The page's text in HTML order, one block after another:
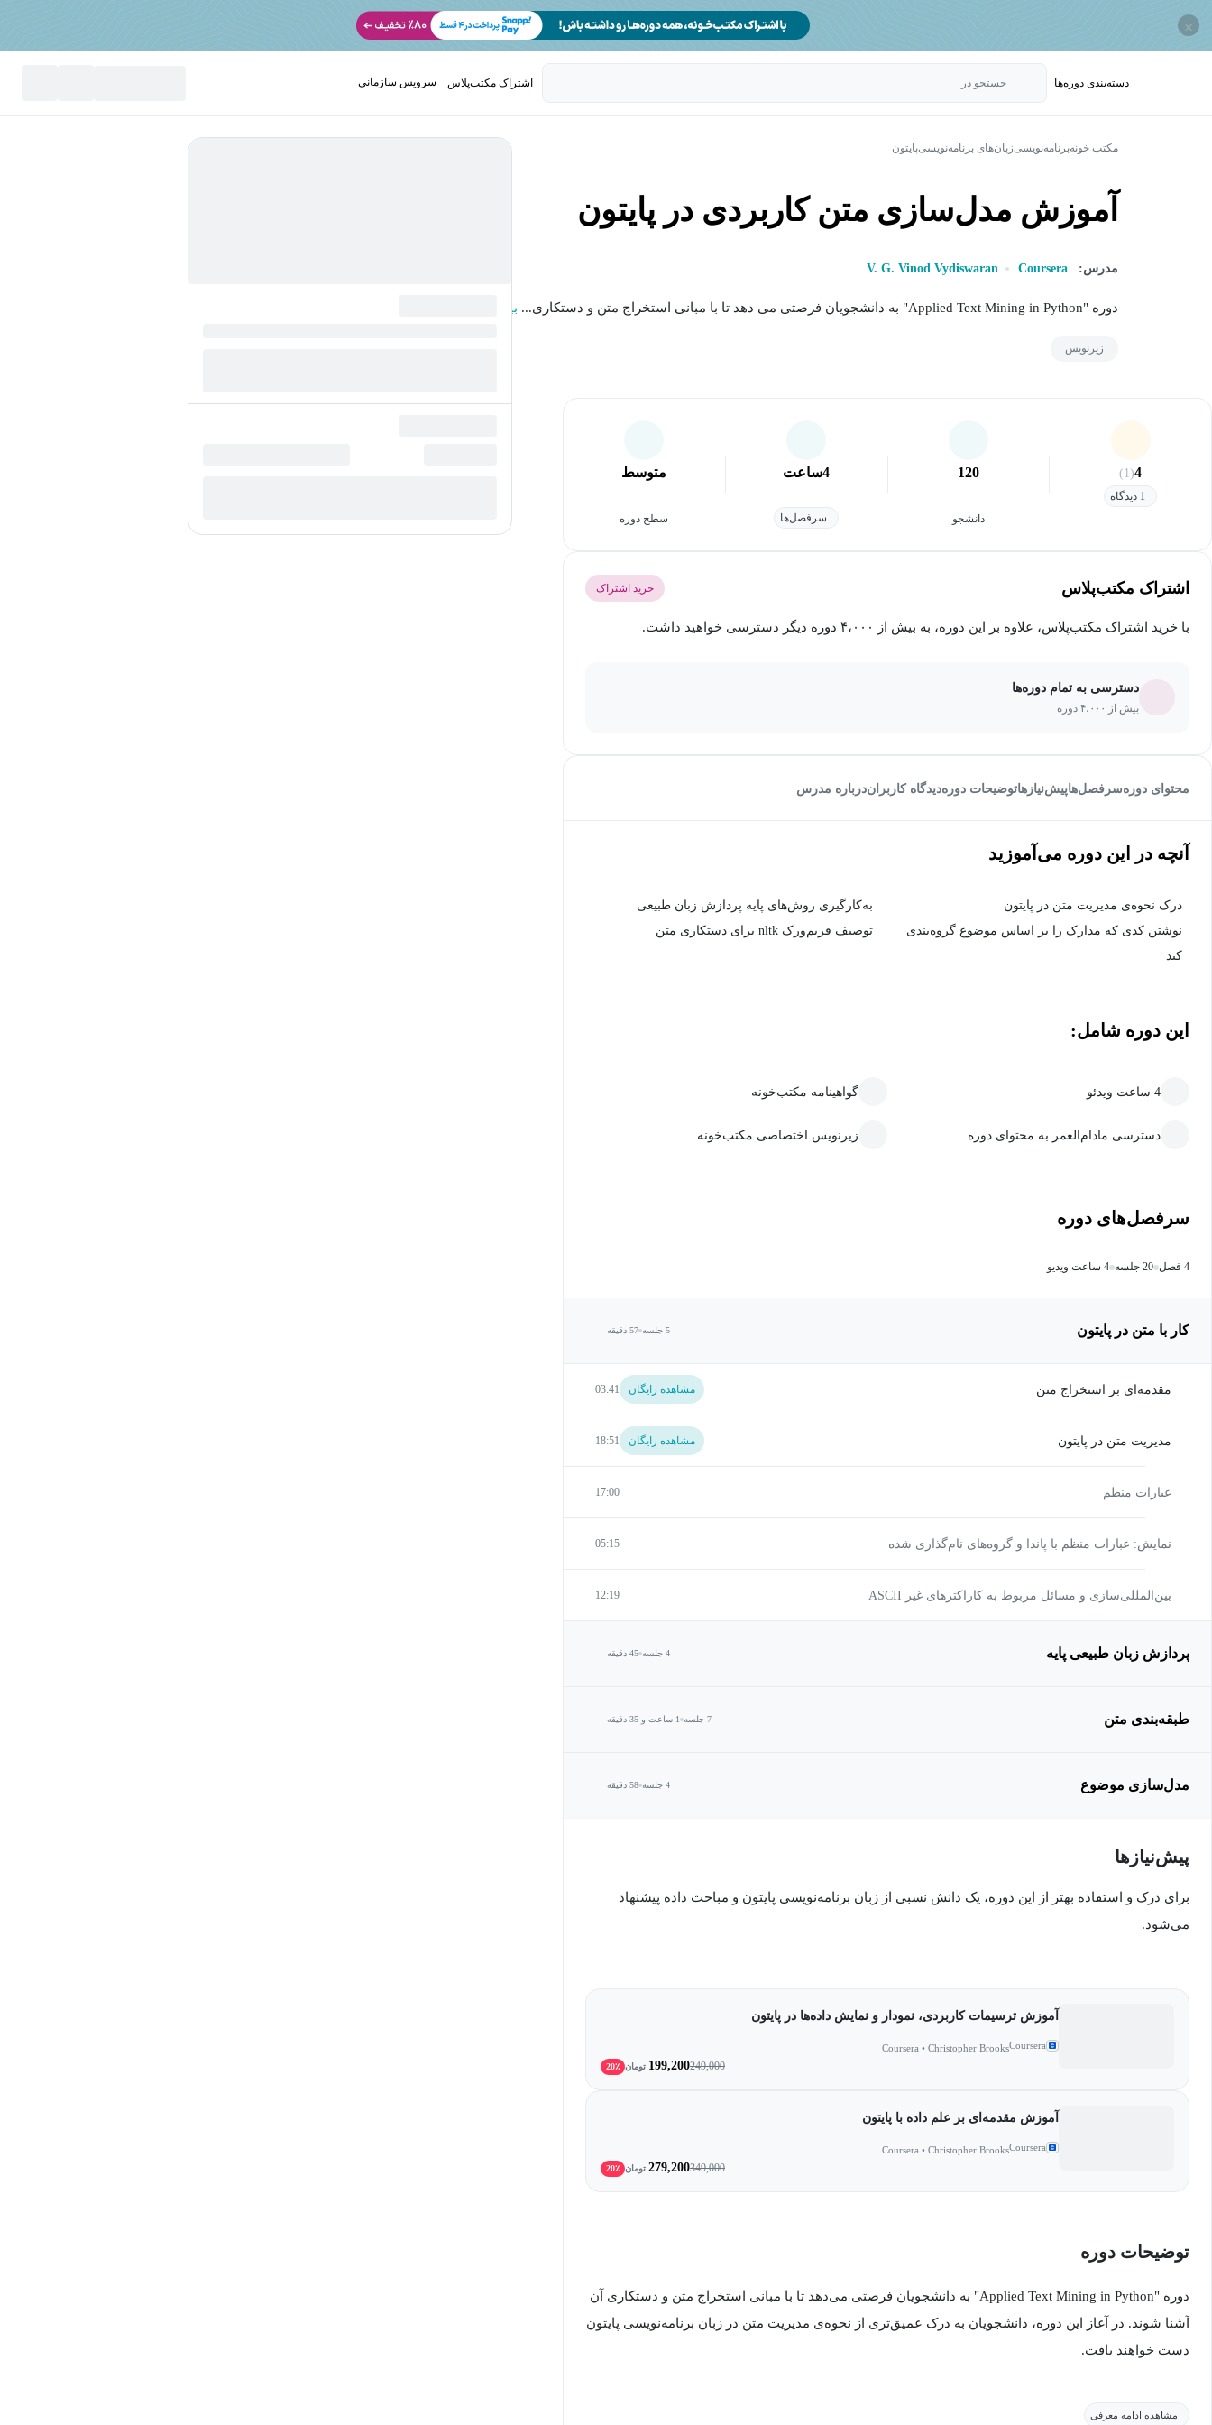
×
دسته‌بندی‌ دوره‌ها جستجو در اشتراک مکتب‌پلاس سرویس سازمانی
مکتب خونهبرنامه‌نویسیزبان‌های برنامه‌نویسیپایتون
آموزش مدل‌سازی متن کاربردی در پایتون
مدرس: Coursera
V. G. Vinod Vydiswaran
دوره "Applied Text Mining in Python" به دانشجویان فرصتی می دهد تا با مبانی استخراج متن و دستکاری... بیشتر
زیرنویس
4
(1)
1 دیدگاه
120
دانشجو
4ساعت
سرفصل‌ها
متوسط
سطح دوره
اشتراک مکتب‌پلاس خرید اشتراک
با خرید اشتراک مکتب‌پلاس، علاوه بر این دوره، به بیش از ۴،۰۰۰ دوره دیگر دسترسی خواهید داشت.
دسترسی به تمام دوره‌ها
بیش از ۴،۰۰۰ دوره
محتوای دورهسرفصل‌هاپیش‌نیاز‌هاتوضیحات دورهدیدگاه کاربراندرباره مدرس
آنچه در این دوره می‌آموزید
درک نحوه‌ی مدیریت متن در پایتون
به‌کارگیری روش‌های پایه پردازش زبان طبیعی
نوشتن کدی که مدارک را بر اساس موضوع گروه‌بندی
کند
توصیف فریم‌ورک nltk برای دستکاری متن
این دوره شامل:
4 ساعت ویدئو گواهینامه مکتب‌خونه
دسترسی مادام‌العمر به محتوای دوره زیرنویس اختصاصی مکتب‌خونه
سرفصل‌های دوره
4 فصل 20 جلسه 4 ساعت ویدیو
کار با متن در پایتون 5 جلسه 57 دقیقه
مقدمه‌ای بر استخراج متن مشاهده رایگان 03:41
مدیریت متن در پایتون مشاهده رایگان 18:51
عبارات منظم 17:00
نمایش: عبارات منظم با پاندا و گروه‌های نام‌گذاری شده 05:15
بین‌المللی‌سازی و مسائل مربوط به کاراکترهای غیر ASCII 12:19
پردازش زبان طبیعی پایه 4 جلسه 45 دقیقه
طبقه‌بندی متن 7 جلسه 1 ساعت و 35 دقیقه
مدل‌سازی موضوع 4 جلسه 58 دقیقه
پیش‌نیاز‌ها
برای درک و استفاده بهتر از این دوره، یک دانش نسبی از زبان برنامه‌نویسی پایتون و مباحث داده پیشنهاد
می‌شود.
آموزش ترسیمات کاربردی، نمودار و نمایش داده‌ها در پایتون
Coursera
Coursera • Christopher Brooks
249,000
199,200 تومان 20٪
آموزش مقدمه‌ای بر علم داده با پایتون
Coursera
Coursera • Christopher Brooks
349,000
279,200 تومان 20٪
توضیحات دوره
دوره "Applied Text Mining in Python" به دانشجویان فرصتی می‌دهد تا با مبانی استخراج متن و دستکاری آن
آشنا شوند. در آغاز این دوره، دانشجویان به درک عمیق‌تری از نحوه‌ی مدیریت متن در زبان برنامه‌نویسی پایتون
دست خواهند یافت.
مشاهده ادامه معرفی